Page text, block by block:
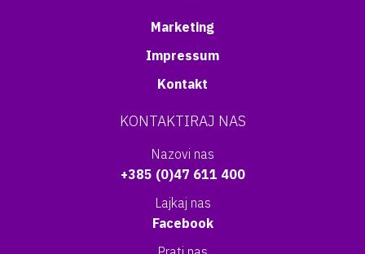
Marketing
Impressum
Kontakt
KONTAKTIRAJ NAS
Nazovi nas
+385 (0)47 611 400
Lajkaj nas
Facebook